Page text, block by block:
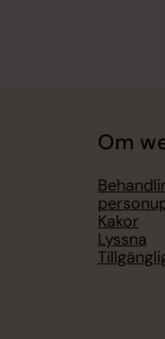
Om
Kakor
Lyssna